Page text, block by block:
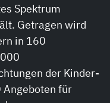
Spektrum
Getragen wird
in 160
der Kinder-
für